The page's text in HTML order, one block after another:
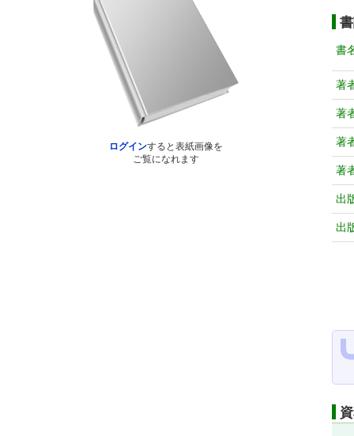
ログインすると表紙画像を
ご覧になれます
書
著
著
著
著
出
出